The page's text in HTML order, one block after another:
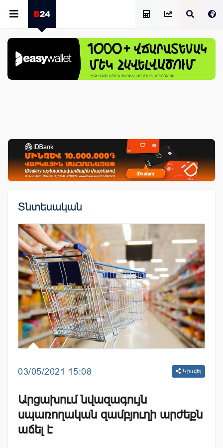
Տնտեսական
03/05/2021 15:08 Կիսվել
Արցախում նվազագույն
սպառողական զամբյուղի արժեքն
աճել է